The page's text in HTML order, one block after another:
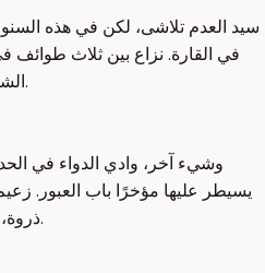
سيد العدم تلاشى، لكن في هذه
في القارة. نزاع بين ثلاث طوائف
الشرقي تتنازع على الأوردة الروحية.
وشيء آخر، وادي الدواء في
يسيطر عليها مؤخرًا باب العبور.
ذروة، أكثر من 2000 تلميذ، ثلث جبال.